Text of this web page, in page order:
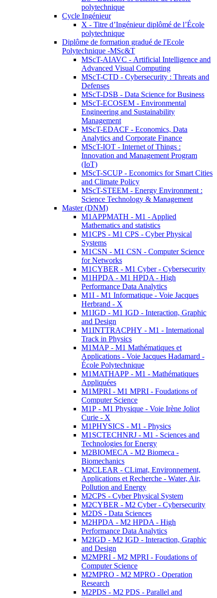
polytechnique
Cycle Ingénieur
X - Titre d’Ingénieur diplômé de l’École
polytechnique
Diplôme de formation gradué de l'Ecole
Polytechnique -MSc&T
MScT-AIAVC - Artificial Intelligence and
Advanced Visual Computing
MScT-CTD - Cybersecurity : Threats and
Defenses
MScT-DSB - Data Science for Business
MScT-ECOSEM - Environmental
Engineering and Sustainability
Management
MScT-EDACF - Economics, Data
Analytics and Corporate Finance
MScT-IOT - Internet of Things :
Innovation and Management Program
(IoT)
MScT-SCUP - Economics for Smart Cities
and Climate Policy
MScT-STEEM - Energy Environment :
Science Technology & Management
Master (DNM)
M1APPMATH - M1 - Applied
Mathematics and statistics
M1CPS - M1 CPS - Cyber Physical
Systems
M1CSN - M1 CSN - Computer Science
for Networks
M1CYBER - M1 Cyber - Cybersecurity
M1HPDA - M1 HPDA - High
Performance Data Analytics
M1I - M1 Informatique - Voie Jacques
Herbrand - X
M1IGD - M1 IGD - Interaction, Graphic
and Design
M1INTTRACPHY - M1 - International
Track in Physics
M1MAP - M1 Mathématiques et
Applications - Voie Jacques Hadamard -
École Polytechnique
M1MATHAPP - M1 - Mathématiques
Appliquées
M1MPRI - M1 MPRI - Foudations of
Computer Science
M1P - M1 Physique - Voie Irène Joliot
Curie - X
M1PHYSICS - M1 - Physics
M1SCTECHNRJ - M1 - Sciences and
Technologies for Energy
M2BIOMECA - M2 Biomeca -
Biomechanics
M2CLEAR - CLimat, Environnement,
Applications et Recherche - Water, Air,
Pollution and Energy
M2CPS - Cyber Physical System
M2CYBER - M2 Cyber - Cybersecurity
M2DS - Data Sciences
M2HPDA - M2 HPDA - High
Performance Data Analytics
M2IGD - M2 IGD - Interaction, Graphic
and Design
M2MPRI - M2 MPRI - Foudations of
Computer Science
M2MPRO - M2 MPRO - Operation
Research
M2PDS - M2 PDS - Parallel and